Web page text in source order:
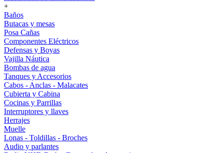
+
Baños
Butacas y mesas
Posa Cañas
Componentes Eléctricos
Defensas y Boyas
Vajilla Náutica
Bombas de agua
Tanques y Accesorios
Cabos - Anclas - Malacates
Cubierta y Cabina
Cocinas y Parrillas
Interruptores y llaves
Herrajes
Muelle
Lonas - Toldillas - Broches
Audio y parlantes